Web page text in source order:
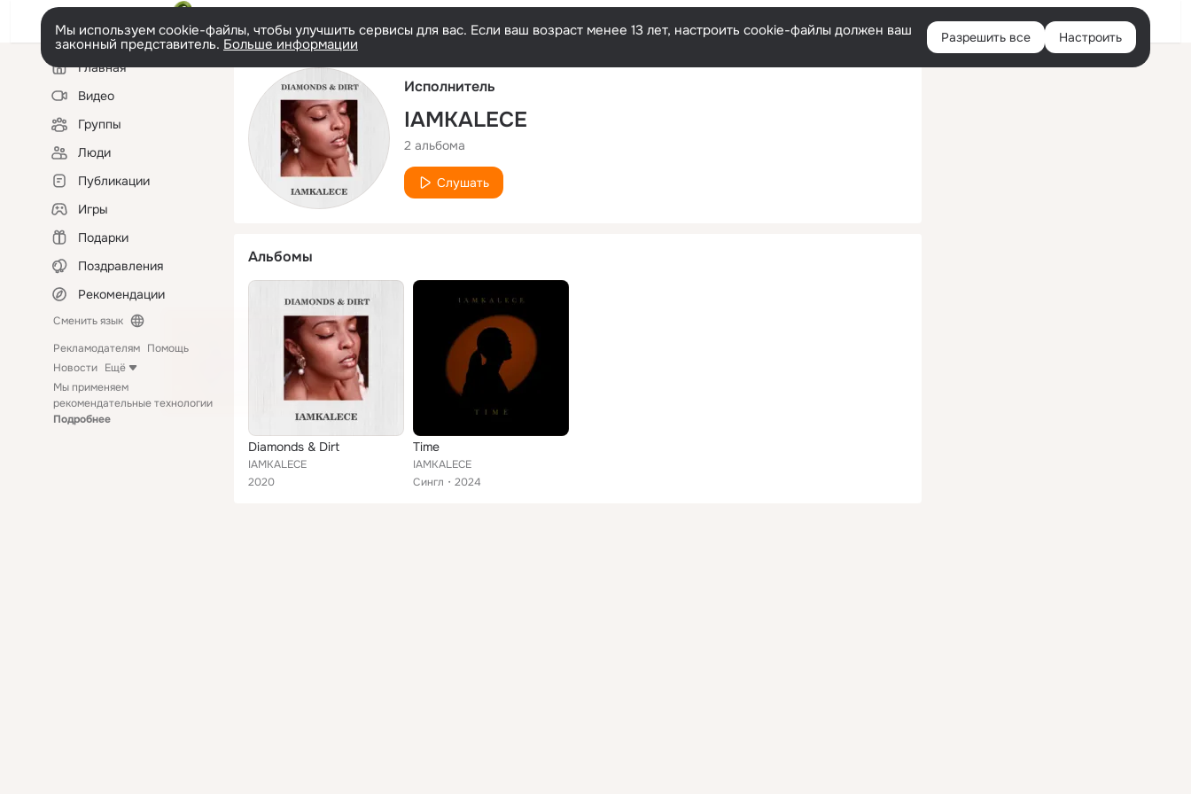
Русский Войти
Мы используем cookie-файлы, чтобы улучшить сервисы для вас. Если ваш возраст менее 13 лет, настроить cookie-файлы должен ваш
законный представитель. Больше информации Разрешить все Настроить
Левая
колонкаГлавная
Видео
Группы
Люди
Публикации
Игры
Подарки
Поздравления
Рекомендации
Сменить язык
Рекламодателям Помощь
Новости Ещё
Мы применяем
рекомендательные технологии
Подробнее
Исполнитель
IAMKALECE
2 альбома
Слушать
Альбомы
Diamonds & Dirt
IAMKALECE
2020
Time
IAMKALECE
Сингл
2024